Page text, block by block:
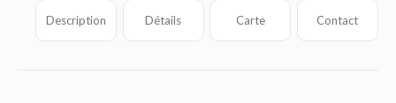
Description Détails Carte Contact